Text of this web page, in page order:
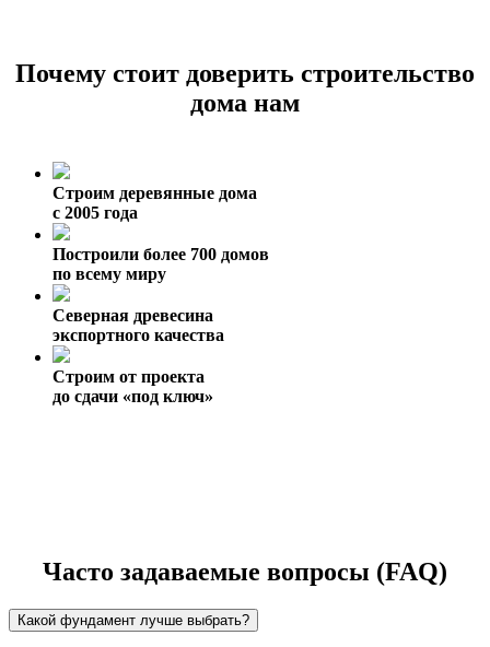
Почему стоит доверить строительство
дома нам
Строим деревянные дома
с 2005 года
Построили более 700 домов
по всему миру
Северная древесина
экспортного качества
Строим от проекта
до сдачи «под ключ»
Часто задаваемые вопросы (FAQ)
Какой фундамент лучше выбрать?